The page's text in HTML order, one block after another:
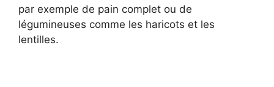
par exemple de pain complet ou de
légumineuses comme les haricots et les
lentilles.